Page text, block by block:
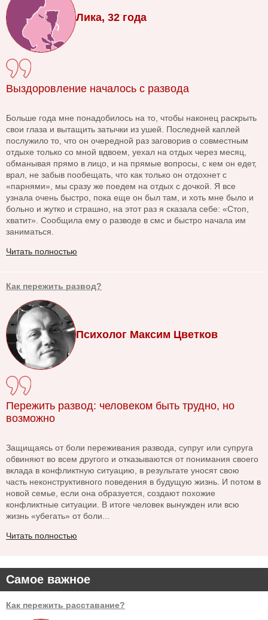
Самое важное
Как пережить расставание?
Лика, 32 года
Выздоровление началось с развода
Больше года мне понадобилось на то, чтобы наконец раскрыть
свои глаза и вытащить затычки из ушей. Последней каплей
послужило то, что он очередной раз заговорив о совместным
отдыхе только со мной вдвоем, уехал на отдых через месяц,
обманывая прямо в лицо, и на прямые вопросы, с кем он едет,
врал, не забыв пообещать, что как только он отдохнет с
«парнями», мы сразу же поедем на отдых с дочкой. Я все
узнала очень быстро, пока еще он был там, и хоть мне было и
больно и жутко и страшно, на этот раз я сказала себе: «Стоп,
хватит». Сообщила ему о разводе в смс и быстро начала им
заниматься.
Читать полностью
Как пережить развод?
Психолог Максим Цветков
Пережить развод: человеком быть трудно, но
возможно
Защищаясь от боли переживания развода, супруг или супруга
обвиняют во всем другого и отказываются от понимания своего
вклада в конфликтную ситуацию, в результате уносят свою
часть неконструктивного поведения в будущую жизнь. И потом в
новой семье, если она образуется, создают похожие
конфликтные ситуации. В итоге человек вынужден или всю
жизнь «убегать» от боли...
Читать полностью